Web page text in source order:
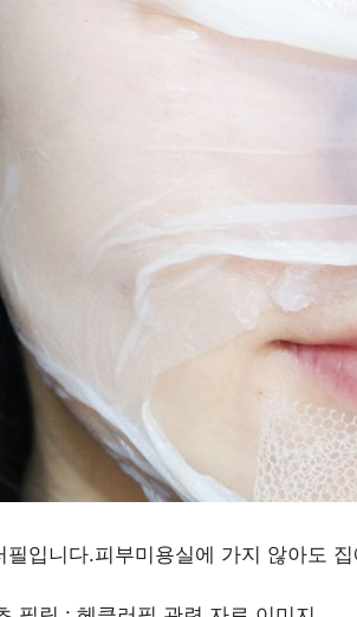
입니다.피부미용실에 가지 않아도